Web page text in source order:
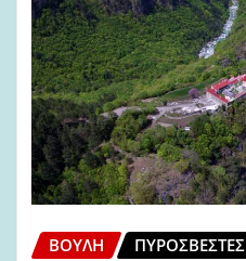
ΒΟΥΛΉ ΠΥΡΟΣΒΈΣΤΕΣ